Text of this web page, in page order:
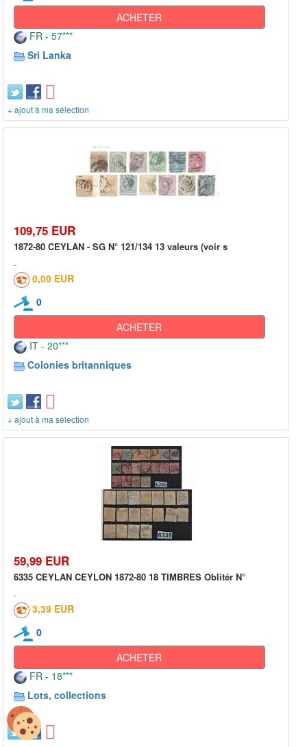
ACHETER
FR - 57***
Sri Lanka
+ ajout à ma sélection
109,75 EUR
1872-80 CEYLAN - SG N° 121/134 13 valeurs (voir s
0,00 EUR
0
ACHETER
IT - 20***
Colonies britanniques
+ ajout à ma sélection
59,99 EUR
6335 CEYLAN CEYLON 1872-80 18 TIMBRES Oblitér N°
3,39 EUR
0
ACHETER
FR - 18***
Lots, collections